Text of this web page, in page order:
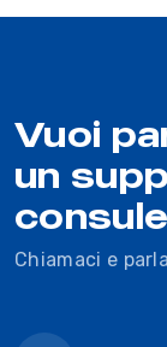
Vuoi
un
Chiamaci e